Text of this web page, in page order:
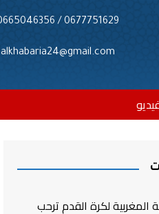
0677751629 / 0665046356
alkhabaria24@gmail.com
المغربية لكرة القدم ترحب